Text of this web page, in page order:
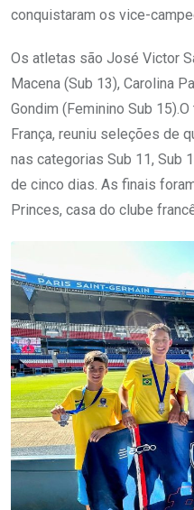
conquistaram os vice-
Os atletas são José Victor
Macena (Sub 13), Carolina
Gondim (Feminino Sub
França, reuniu seleções de
nas categorias Sub 11, Sub
de cinco dias. As finais
Princes, casa do clube